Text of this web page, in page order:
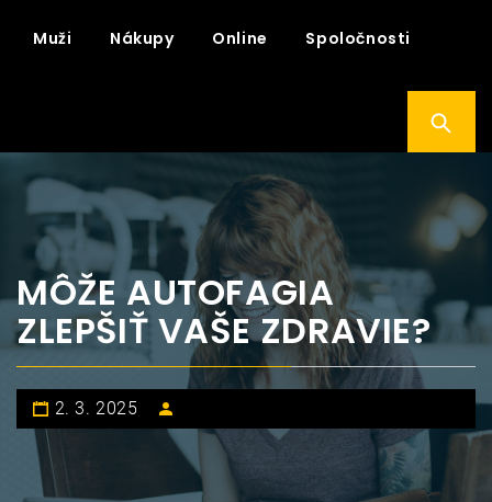
Muži Nákupy Online Spoločnosti
MÔŽE AUTOFAGIA
ZLEPŠIŤ VAŠE ZDRAVIE?
2. 3. 2025